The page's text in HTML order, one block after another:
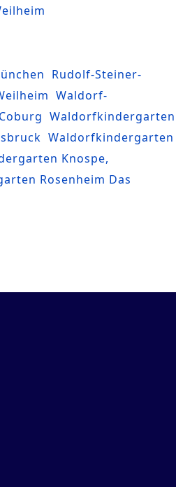
Rudolf-Steiner-
Waldorf-
Waldorfkindergarten
Waldorfkindergarten
Knospe,
Rosenheim Das